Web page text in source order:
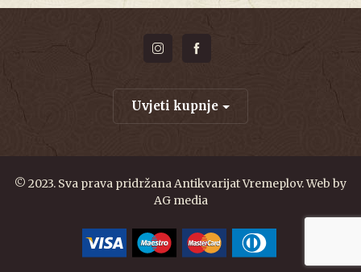
Uvjeti kupnje
© 2023. Sva prava pridržana Antikvarijat Vremeplov. Web by
AG media